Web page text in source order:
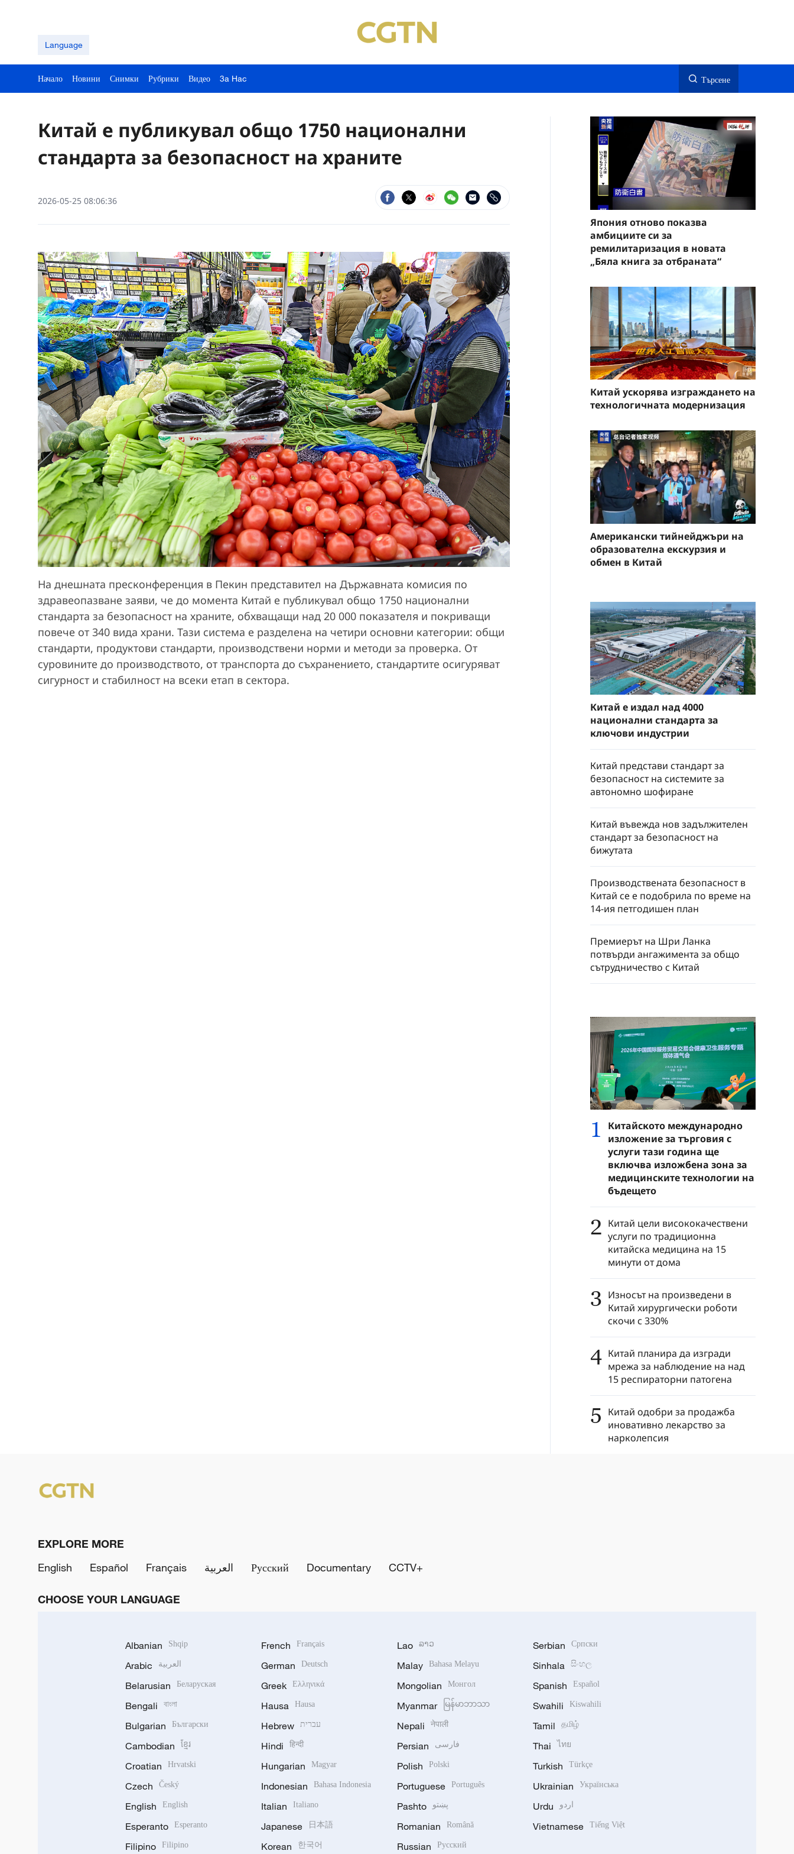
Language
Начало Новини Снимки Рубрики Видео 3a Hac Търсене
Китай е публикувал общо 1750 национални
стандарта за безопасност на храните
2026-05-25 08:06:36
На днешната пресконференция в Пекин представител на Държавната комисия по
здравеопазване заяви, че до момента Китай е публикувал общо 1750 национални
стандарта за безопасност на храните, обхващащи над 20 000 показателя и покриващи
повече от 340 вида храни. Тази система е разделена на четири основни категории: общи
стандарти, продуктови стандарти, производствени норми и методи за проверка. От
суровините до производството, от транспорта до съхранението, стандартите осигуряват
сигурност и стабилност на всеки етап в сектора.
Япония отново показва
амбициите си за
ремилитаризация в новата
„Бяла книга за отбраната“
Китай ускорява изграждането на
технологичната модернизация
Американски тийнейджъри на
образователна екскурзия и
обмен в Китай
Китай е издал над 4000
национални стандарта за
ключови индустрии
Китай представи стандарт за
безопасност на системите за
автономно шофиране
Китай въвежда нов задължителен
стандарт за безопасност на
бижутата
Производствената безопасност в
Китай се е подобрила по време на
14-ия петгодишен план
Премиерът на Шри Ланка
потвърди ангажимента за общо
сътрудничество с Китай
1
Китайското международно
изложение за търговия с
услуги тази година ще
включва изложбена зона за
медицинските технологии на
бъдещето
2 Китай цели висококачествени
услуги по традиционна
китайска медицина на 15
минути от дома
3 Износът на произведени в
Китай хирургически роботи
скочи с 330%
4 Китай планира да изгради
мрежа за наблюдение на над
15 респираторни патогена
5 Китай одобри за продажба
иновативно лекарство за
нарколепсия
EXPLORE MORE
English
Español Français العربية Русский Documentary CCTV+
CHOOSE YOUR LANGUAGE
Albanian Shqip
Arabic العربية
Belarusian Беларуская
Bengali বাংলা
Bulgarian Български
Cambodian ខ្មែរ
Croatian Hrvatski
Czech Český
English English
Esperanto Esperanto
Filipino Filipino
French Français
German Deutsch
Greek Ελληνικά
Hausa Hausa
Hebrew עברית
Hindi हिन्दी
Hungarian Magyar
Indonesian Bahasa Indonesia
Italian Italiano
Japanese 日本語
Korean 한국어
Lao ລາວ
Malay Bahasa Melayu
Mongolian Монгол
Myanmar မြန်မာဘာသာ
Nepali नेपाली
Persian فارسی
Polish Polski
Portuguese Português
Pashto پښتو
Romanian Română
Russian Русский
Serbian Српски
Sinhala සිංහල
Spanish Español
Swahili Kiswahili
Tamil தமிழ்
Thai ไทย
Turkish Türkçe
Ukrainian Українська
Urdu اردو
Vietnamese Tiếng Việt